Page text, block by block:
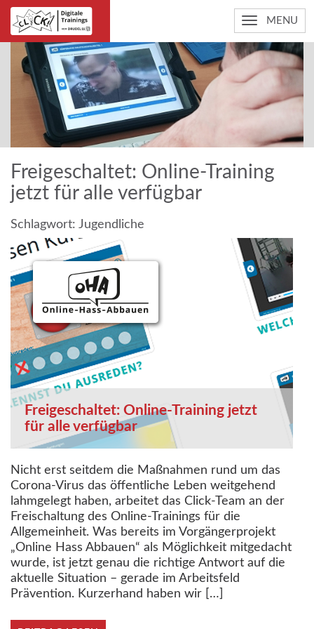
MENU
Freigeschaltet: Online-Training
jetzt für alle verfügbar
Schlagwort: Jugendliche
Freigeschaltet: Online-Training jetzt
für alle verfügbar
Nicht erst seitdem die Maßnahmen rund um das
Corona-Virus das öffentliche Leben weitgehend
lahmgelegt haben, arbeitet das Click-Team an der
Freischaltung des Online-Trainings für die
Allgemeinheit. Was bereits im Vorgängerprojekt
„Online Hass Abbauen“ als Möglichkeit mitgedacht
wurde, ist jetzt genau die richtige Antwort auf die
aktuelle Situation – gerade im Arbeitsfeld
Prävention. Kurzerhand haben wir […]